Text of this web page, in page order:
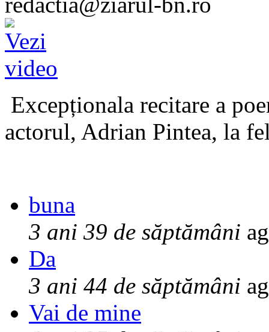
Excepționala recitare a
actorul, Adrian Pintea, la
buna
3 ani 39 de săptămâni
Da
3 ani 44 de săptămâni
Vai de mine